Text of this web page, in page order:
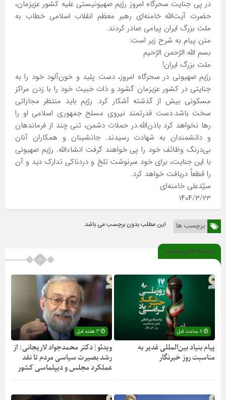
در پی جنایت سحرگاه امروز رژیم صهیونیستی علیه کشور عزیزمان،
حضرت آیت‌الله خامنه‌ای رهبر معظم انقلاب اسلامی خطاب به
ملت بزرگ ایران پیامی صادر کردند.
متن پیام به شرح زیر است:
بسم الله الرّحمن الرّحیم
ملت بزرگ ایران!
رژیم صهیونی در سحرگاه امروز، دست پلید و خون‌آلود خود را به
جنایتی در کشور عزیزمان گشود و ذات خبیث خود را با زدن مراکز
مسکونی بیش از گذشته آشکار کرد. رژیم باید منتظر مجازاتی
سخت باشد.دست قدرتمند نیروی مسلح جمهوری اسلامی او را
رها نخواهد کرد باذن‌الله.در حملات دشمن، تنی چند از فرماندهان
و دانشمندان به شهادت رسیدند. جانشینان و همکاران آنان
بی‌درنگ وظائف خود را پی خواهند گرفت انشاء‌الله. رژیم صهیونی
با این جنایت، برای خود سرنوشت تلخ و دردناکی تدارک دید و آن
را قطعاً دریافت خواهد کرد.
سیّدعلی خامنه‌ای
۱۴۰۴/۳/۲۳
برچسب ها این مطلب بدون برچسب می باشد.
نوشته های مشابه
8 ساعت قبل
پیام بنیاد بین‌المللی غدیر به
مناسبت روز خبرنگار
ویدئو | دکتر محمدجواد لاریجانی: از
رشد بصیرت سیاسی مردم تا نقد
عملکرد مجلس و دیپلماسی کشور